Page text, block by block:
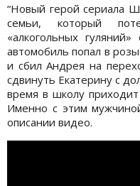
“Новый герой сериала
семьи, который
«алкогольных
автомобиль попал в
и сбил Андрея на
сдвинуть Екатерину с
время в школу
Именно с этим
описании видео.